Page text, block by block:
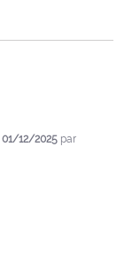
01/12/2025 par